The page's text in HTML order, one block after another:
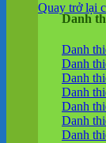
Quay trở lại
Danh
Danh
Danh
Danh
Danh
Danh
Danh
Danh